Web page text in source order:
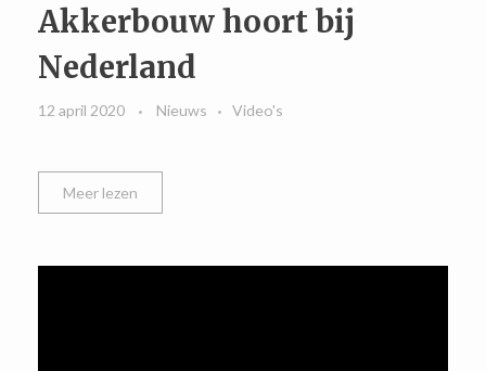
Akkerbouw hoort bij
Nederland
12 april 2020 Nieuws Video's
Meer lezen